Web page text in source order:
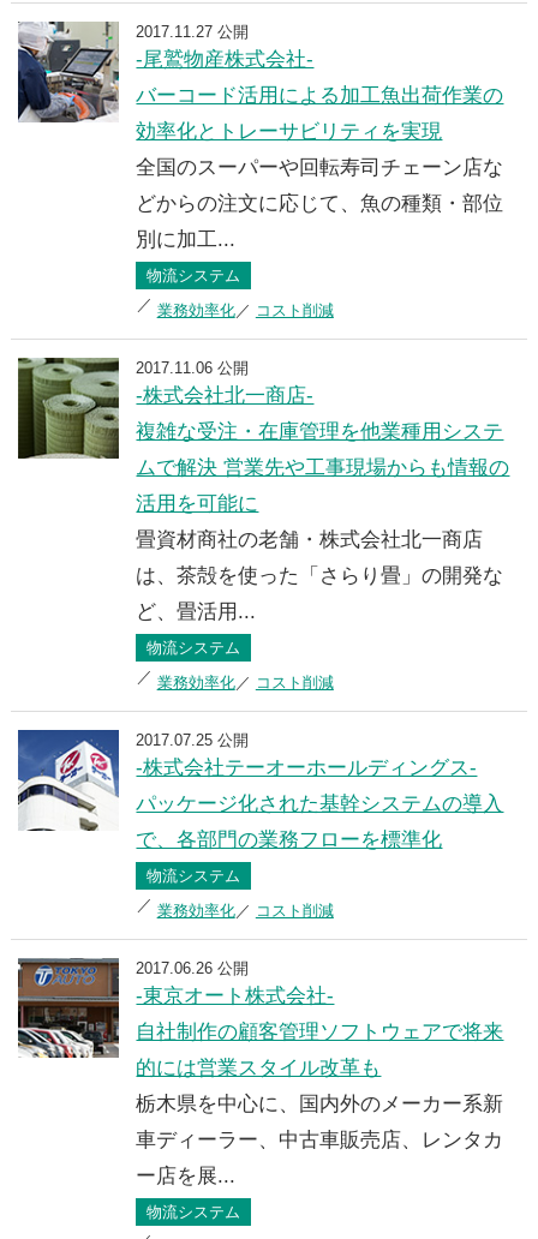
2017.11.27 公開
-尾鷲物産株式会社-
バーコード活用による加工魚出荷作業の
効率化とトレーサビリティを実現
全国のスーパーや回転寿司チェーン店な
どからの注文に応じて、魚の種類・部位
別に加工...
物流システム
業務効率化
コスト削減
2017.11.06 公開
-株式会社北一商店-
複雑な受注・在庫管理を他業種用システ
ムで解決 営業先や工事現場からも情報の
活用を可能に
畳資材商社の老舗・株式会社北一商店
は、茶殻を使った「さらり畳」の開発な
ど、畳活用...
物流システム
業務効率化
コスト削減
2017.07.25 公開
-株式会社テーオーホールディングス-
パッケージ化された基幹システムの導入
で、各部門の業務フローを標準化
物流システム
業務効率化
コスト削減
2017.06.26 公開
-東京オート株式会社-
自社制作の顧客管理ソフトウェアで将来
的には営業スタイル改革も
栃木県を中心に、国内外のメーカー系新
車ディーラー、中古車販売店、レンタカ
ー店を展...
物流システム